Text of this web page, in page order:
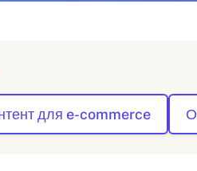
для e-commerce